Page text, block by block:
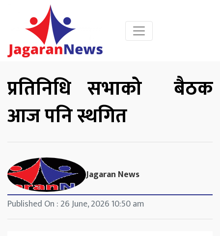
प्रतिनिधि सभाको बैठक
आज पनि स्थगित
Jagaran News
Published On : 26 June, 2026 10:50 am